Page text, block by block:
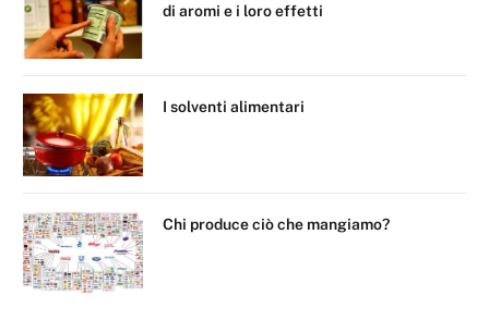
di aromi e i loro effetti
I solventi alimentari
Chi produce ciò che mangiamo?